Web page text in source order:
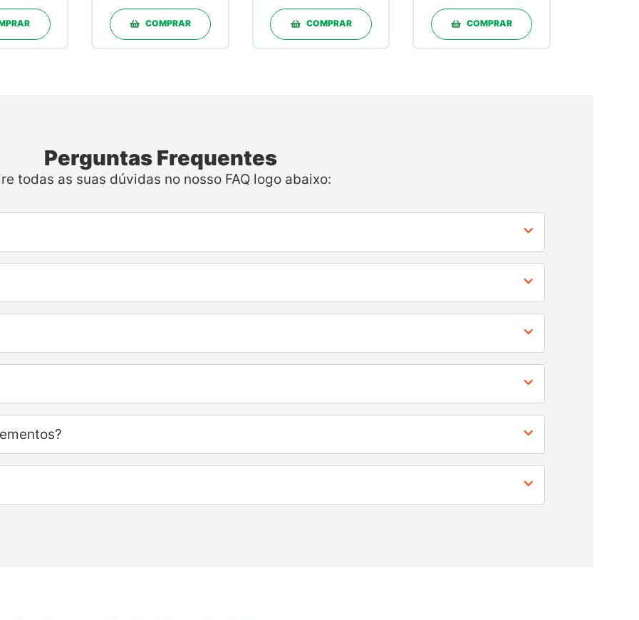
30 Doses em
Pó
COMPRAR COMPRAR COMPRAR
Perguntas Frequentes
todas as suas dúvidas no nosso FAQ logo abaixo: